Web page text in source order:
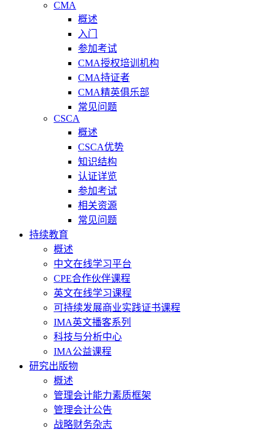
CMA
概述
入门
参加考试
CMA授权培训机构
CMA持证者
CMA精英俱乐部
常见问题
CSCA
概述
CSCA优势
知识结构
认证详览
参加考试
相关资源
常见问题
持续教育
概述
中文在线学习平台
CPE合作伙伴课程
英文在线学习课程
可持续发展商业实践证书课程
IMA英文播客系列
科技与分析中心
IMA公益课程
研究出版物
概述
管理会计能力素质框架
管理会计公告
战略财务杂志